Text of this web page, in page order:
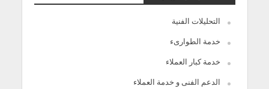
التحليلات الفنية
خدمة الطوارىء
خدمة كبار العملاء
الدعم الفنى و خدمة العملاء